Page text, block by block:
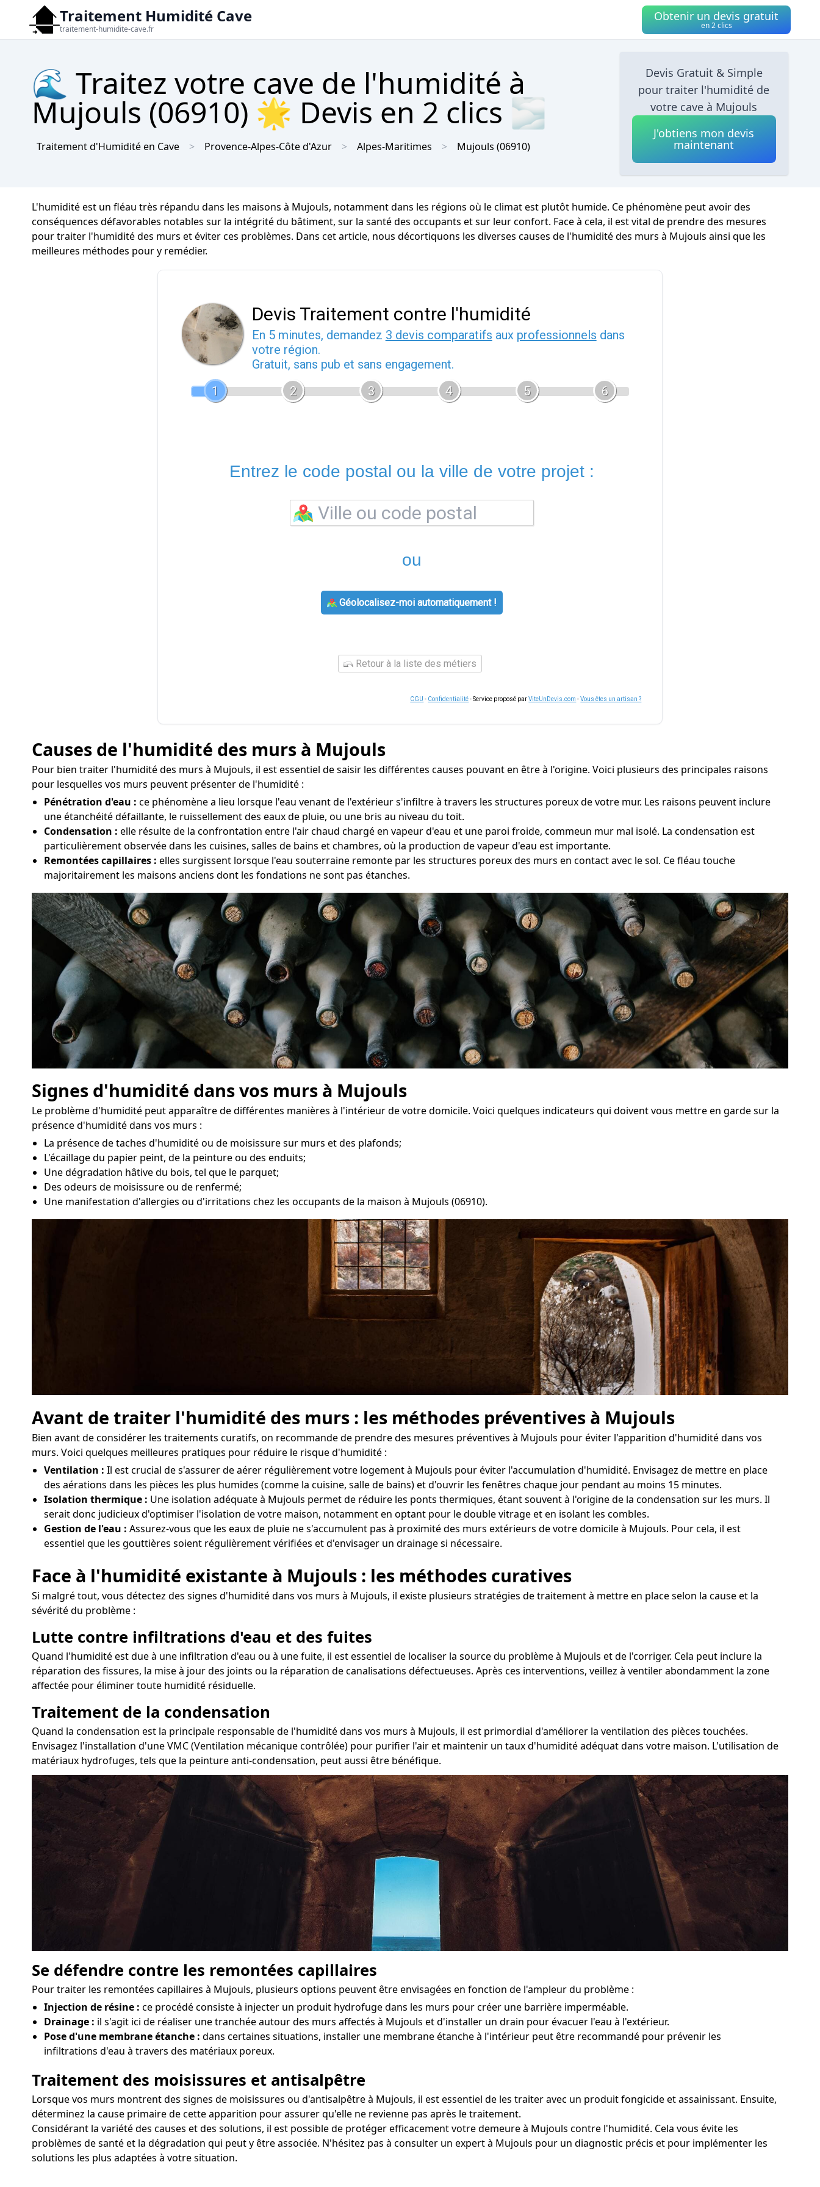
Traitement Humidité Cave
traitement-humidite-cave.fr
Obtenir un devis gratuit
en 2 clics
🌊 Traitez votre cave de l'humidité à
Mujouls (06910) 🌟 Devis en 2 clics 🌫
Traitement d'Humidité en Cave Provence-Alpes-Côte d'Azur Alpes-Maritimes Mujouls (06910)
Devis Gratuit & Simple
pour traiter l'humidité de
votre cave à Mujouls
J'obtiens mon devis
maintenant
L'humidité est un fléau très répandu dans les maisons à Mujouls, notamment dans les régions où le climat est plutôt humide. Ce phénomène peut avoir des
conséquences défavorables notables sur la intégrité du bâtiment, sur la santé des occupants et sur leur confort. Face à cela, il est vital de prendre des mesures
pour traiter l'humidité des murs et éviter ces problèmes. Dans cet article, nous décortiquons les diverses causes de l'humidité des murs à Mujouls ainsi que les
meilleures méthodes pour y remédier.
Devis Traitement contre l'humidité
En 5 minutes, demandez 3 devis comparatifs aux professionnels dans
votre région.
Gratuit, sans pub et sans engagement.
1
2 3 4 5 6
Entrez le code postal ou la ville de votre projet :
ou
Géolocalisez-moi automatiquement !
Retour à la liste des métiers
CGU - Confidentialité- Service proposé parViteUnDevis.com -Vous êtes un artisan ?
Causes de l'humidité des murs à Mujouls
Pour bien traiter l'humidité des murs à Mujouls, il est essentiel de saisir les différentes causes pouvant en être à l'origine. Voici plusieurs des principales raisons
pour lesquelles vos murs peuvent présenter de l'humidité :
Pénétration d'eau : ce phénomène a lieu lorsque l'eau venant de l'extérieur s'infiltre à travers les structures poreux de votre mur. Les raisons peuvent inclure
une étanchéité défaillante, le ruissellement des eaux de pluie, ou une bris au niveau du toit.
Condensation : elle résulte de la confrontation entre l'air chaud chargé en vapeur d'eau et une paroi froide, commeun mur mal isolé. La condensation est
particulièrement observée dans les cuisines, salles de bains et chambres, où la production de vapeur d'eau est importante.
Remontées capillaires : elles surgissent lorsque l'eau souterraine remonte par les structures poreux des murs en contact avec le sol. Ce fléau touche
majoritairement les maisons anciens dont les fondations ne sont pas étanches.
Signes d'humidité dans vos murs à Mujouls
Le problème d'humidité peut apparaître de différentes manières à l'intérieur de votre domicile. Voici quelques indicateurs qui doivent vous mettre en garde sur la
présence d'humidité dans vos murs :
La présence de taches d'humidité ou de moisissure sur murs et des plafonds;
L'écaillage du papier peint, de la peinture ou des enduits;
Une dégradation hâtive du bois, tel que le parquet;
Des odeurs de moisissure ou de renfermé;
Une manifestation d'allergies ou d'irritations chez les occupants de la maison à Mujouls (06910).
Avant de traiter l'humidité des murs : les méthodes préventives à Mujouls
Bien avant de considérer les traitements curatifs, on recommande de prendre des mesures préventives à Mujouls pour éviter l'apparition d'humidité dans vos
murs. Voici quelques meilleures pratiques pour réduire le risque d'humidité :
Ventilation : Il est crucial de s'assurer de aérer régulièrement votre logement à Mujouls pour éviter l'accumulation d'humidité. Envisagez de mettre en place
des aérations dans les pièces les plus humides (comme la cuisine, salle de bains) et d'ouvrir les fenêtres chaque jour pendant au moins 15 minutes.
Isolation thermique : Une isolation adéquate à Mujouls permet de réduire les ponts thermiques, étant souvent à l'origine de la condensation sur les murs. Il
serait donc judicieux d'optimiser l'isolation de votre maison, notamment en optant pour le double vitrage et en isolant les combles.
Gestion de l'eau : Assurez-vous que les eaux de pluie ne s'accumulent pas à proximité des murs extérieurs de votre domicile à Mujouls. Pour cela, il est
essentiel que les gouttières soient régulièrement vérifiées et d'envisager un drainage si nécessaire.
Face à l'humidité existante à Mujouls : les méthodes curatives
Si malgré tout, vous détectez des signes d'humidité dans vos murs à Mujouls, il existe plusieurs stratégies de traitement à mettre en place selon la cause et la
sévérité du problème :
Lutte contre infiltrations d'eau et des fuites
Quand l'humidité est due à une infiltration d'eau ou à une fuite, il est essentiel de localiser la source du problème à Mujouls et de l'corriger. Cela peut inclure la
réparation des fissures, la mise à jour des joints ou la réparation de canalisations défectueuses. Après ces interventions, veillez à ventiler abondamment la zone
affectée pour éliminer toute humidité résiduelle.
Traitement de la condensation
Quand la condensation est la principale responsable de l'humidité dans vos murs à Mujouls, il est primordial d'améliorer la ventilation des pièces touchées.
Envisagez l'installation d'une VMC (Ventilation mécanique contrôlée) pour purifier l'air et maintenir un taux d'humidité adéquat dans votre maison. L'utilisation de
matériaux hydrofuges, tels que la peinture anti-condensation, peut aussi être bénéfique.
Se défendre contre les remontées capillaires
Pour traiter les remontées capillaires à Mujouls, plusieurs options peuvent être envisagées en fonction de l'ampleur du problème :
Injection de résine : ce procédé consiste à injecter un produit hydrofuge dans les murs pour créer une barrière imperméable.
Drainage : il s'agit ici de réaliser une tranchée autour des murs affectés à Mujouls et d'installer un drain pour évacuer l'eau à l'extérieur.
Pose d'une membrane étanche : dans certaines situations, installer une membrane étanche à l'intérieur peut être recommandé pour prévenir les
infiltrations d'eau à travers des matériaux poreux.
Traitement des moisissures et antisalpêtre
Lorsque vos murs montrent des signes de moisissures ou d'antisalpêtre à Mujouls, il est essentiel de les traiter avec un produit fongicide et assainissant. Ensuite,
déterminez la cause primaire de cette apparition pour assurer qu'elle ne revienne pas après le traitement.
Considérant la variété des causes et des solutions, il est possible de protéger efficacement votre demeure à Mujouls contre l'humidité. Cela vous évite les
problèmes de santé et la dégradation qui peut y être associée. N'hésitez pas à consulter un expert à Mujouls pour un diagnostic précis et pour implémenter les
solutions les plus adaptées à votre situation.